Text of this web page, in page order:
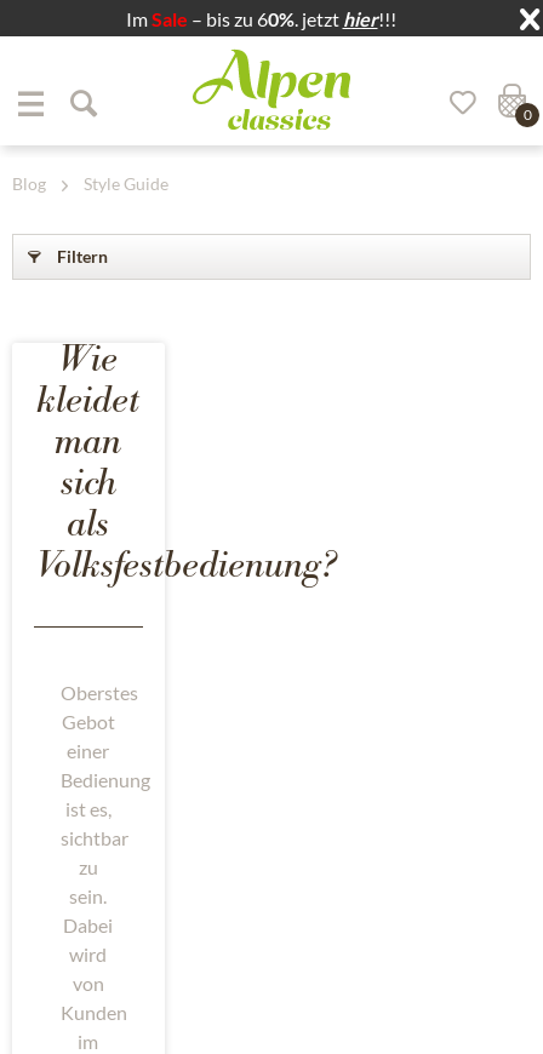
ImSale – bis zu 60%. jetzt hier!!!
Zum Hauptbereich springen
0
Blog Style Guide
Filtern
Wie
kleidet
man
sich
als
Volksfestbedienung?
Oberstes
Gebot
einer
Bedienung
ist es,
sichtbar
zu
sein.
Dabei
wird
von
Kunden
im